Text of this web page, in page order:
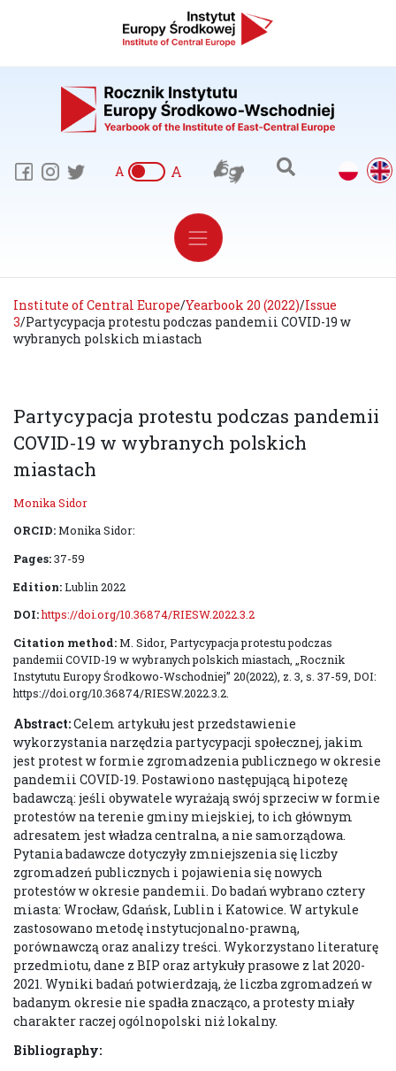
A A
Institute of Central Europe/Yearbook 20 (2022)/Issue
3/Partycypacja protestu podczas pandemii COVID-19 w
wybranych polskich miastach
Partycypacja protestu podczas pandemii
COVID-19 w wybranych polskich
miastach
Monika Sidor
ORCID:Monika Sidor:
Pages:37-59
Edition:Lublin 2022
DOI:https://doi.org/10.36874/RIESW.2022.3.2
Citation method:M. Sidor, Partycypacja protestu podczas
pandemii COVID-19 w wybranych polskich miastach, „Rocznik
Instytutu Europy Środkowo-Wschodniej” 20(2022), z. 3, s. 37-59, DOI:
https://doi.org/10.36874/RIESW.2022.3.2.
Abstract:Celem artykułu jest przedstawienie
wykorzystania narzędzia partycypacji społecznej, jakim
jest protest w formie zgromadzenia publicznego w okresie
pandemii COVID-19. Postawiono następującą hipotezę
badawczą: jeśli obywatele wyrażają swój sprzeciw w formie
protestów na terenie gminy miejskiej, to ich głównym
adresatem jest władza centralna, a nie samorządowa.
Pytania badawcze dotyczyły zmniejszenia się liczby
zgromadzeń publicznych i pojawienia się nowych
protestów w okresie pandemii. Do badań wybrano cztery
miasta: Wrocław, Gdańsk, Lublin i Katowice. W artykule
zastosowano metodę instytucjonalno-prawną,
porównawczą oraz analizy treści. Wykorzystano literaturę
przedmiotu, dane z BIP oraz artykuły prasowe z lat 2020-
2021. Wyniki badań potwierdzają, że liczba zgromadzeń w
badanym okresie nie spadła znacząco, a protesty miały
charakter raczej ogólnopolski niż lokalny.
Bibliography: